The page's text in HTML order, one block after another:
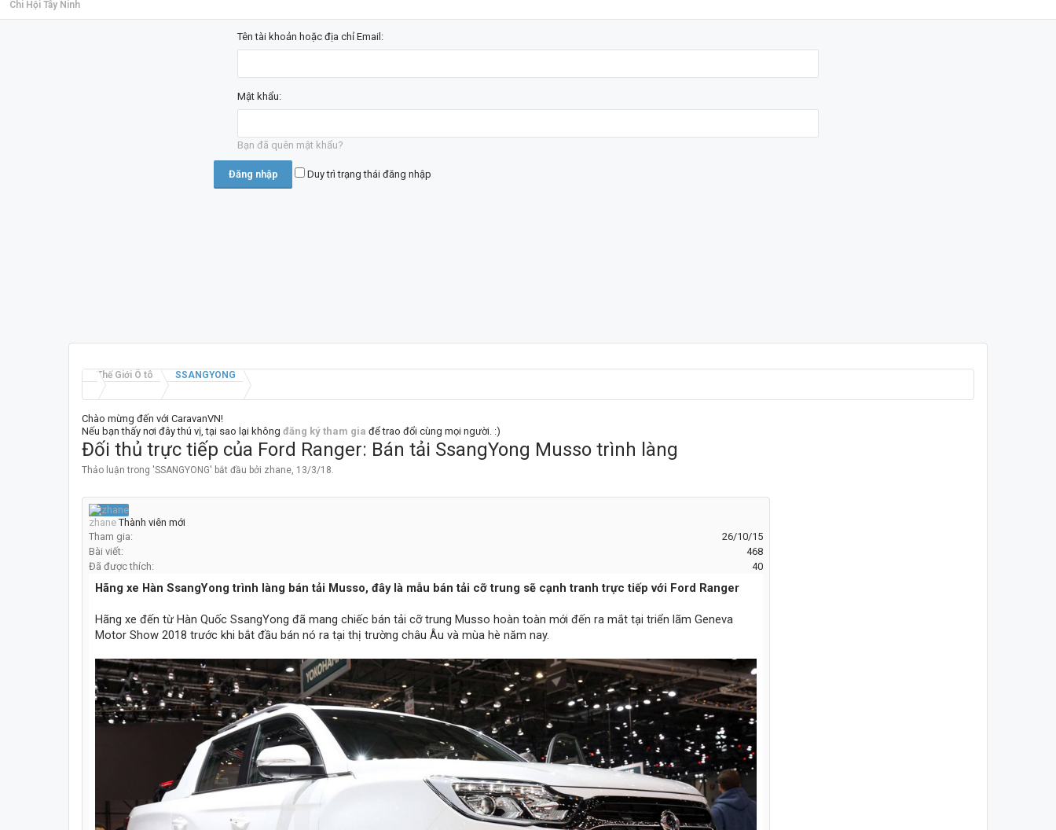
Chi Hội Tây Ninh
Tên tài khoản hoặc địa chỉ Email:
Mật khẩu:
Bạn đã quên mật khẩu?
Duy trì trạng thái đăng nhập
Thế Giới Ô tô SSANGYONG
Chào mừng đến với CaravanVN!
Nếu bạn thấy nơi đây thú vị, tại sao lại không đăng ký tham gia để trao đổi cùng mọi người. :)
Đối thủ trực tiếp của Ford Ranger: Bán tải SsangYong Musso trình làng
Thảo luận trong 'SSANGYONG' bắt đầu bởi zhane, 13/3/18.
zhane Thành viên mới
Tham gia:
26/10/15
Bài viết:
468
Đã được thích:
40
Hãng xe Hàn SsangYong trình làng bán tải Musso, đây là mẫu bán tải cỡ trung sẽ cạnh tranh trực tiếp với Ford Ranger
Hãng xe đến từ Hàn Quốc SsangYong đã mang chiếc bán tải cỡ trung Musso hoàn toàn mới đến ra mắt tại triển lãm Geneva
Motor Show 2018 trước khi bắt đầu bán nó ra tại thị trường châu Âu và mùa hè năm nay.